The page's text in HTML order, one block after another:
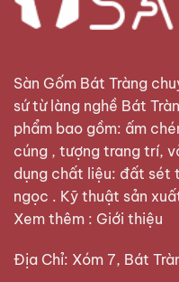
Sàn Gốm Bát Tràng
sứ từ làng nghề Bát
phẩm bao gồm: ấm
cúng , tượng trang trí,
dụng chất liệu: đất sét
ngọc . Kỹ thuật sản
Xem thêm : Giới thiệu
Địa Chỉ: Xóm 7, Bát